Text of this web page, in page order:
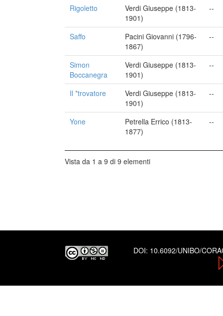
Rigoletto
Verdi Giuseppe (1813-
1901)
--
Saffo
Pacini Giovanni (1796-
1867)
--
Simon
Boccanegra
Verdi Giuseppe (1813-
1901)
--
Il *trovatore
Verdi Giuseppe (1813-
1901)
--
Yone
Petrella Errico (1813-
1877)
--
Vista da 1 a 9 di 9 elementi
DOI: 10.6092/UNIBO/